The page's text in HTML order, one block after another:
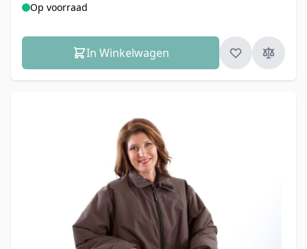
Op voorraad
In Winkelwagen